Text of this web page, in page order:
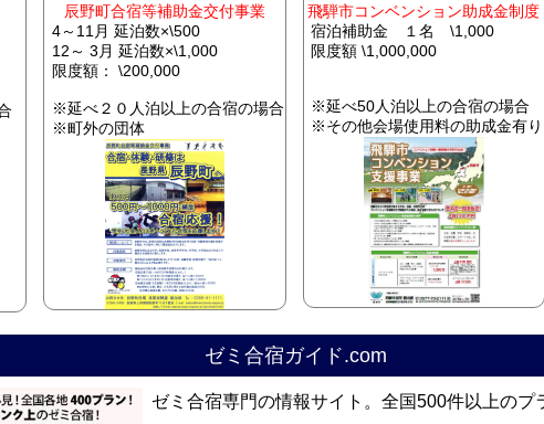
辰野町合宿等補助金交付事業
4～11月 延泊数×\500
12～ 3月 延泊数×\1,000
限度額： \200,000
※延べ２０人泊以上の合宿の場合
※町外の団体
飛騨市コンベンション助成金制度
宿泊補助金 １名 \1,000
限度額 \1,000,000
※延べ50人泊以上の合宿の場合
※その他会場使用料の助成金有り
ゼミ合宿ガイド.com
ゼミ合宿専門の情報サイト。全国500件以上のプ